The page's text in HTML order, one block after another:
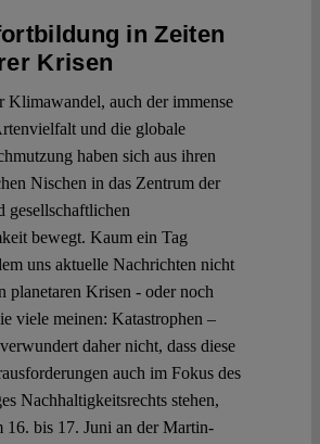
in Zeiten
Krisen
Klimawandel, auch der immense
und die globale
haben sich aus ihren
Nischen in das Zentrum der
gesellschaftlichen
bewegt. Kaum ein Tag
uns aktuelle Nachrichten nicht
planetaren Krisen - oder noch
viele meinen: Katastrophen –
daher nicht, dass diese
auch im Fokus des
Nachhaltigkeitsrechts stehen,
16. bis 17. Juni an der Martin-